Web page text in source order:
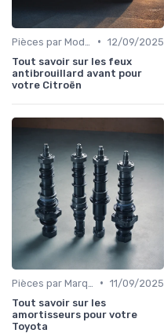
• 12/09/2025
Tout savoir sur les feux
antibrouillard avant pour
votre Citroën
• 11/09/2025
Tout savoir sur les
amortisseurs pour votre
Toyota